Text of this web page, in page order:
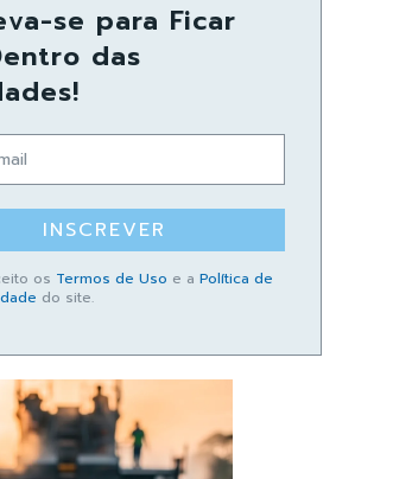
se para Ficar
das
INSCREVER
os Termos de Uso e a Política de
do site.